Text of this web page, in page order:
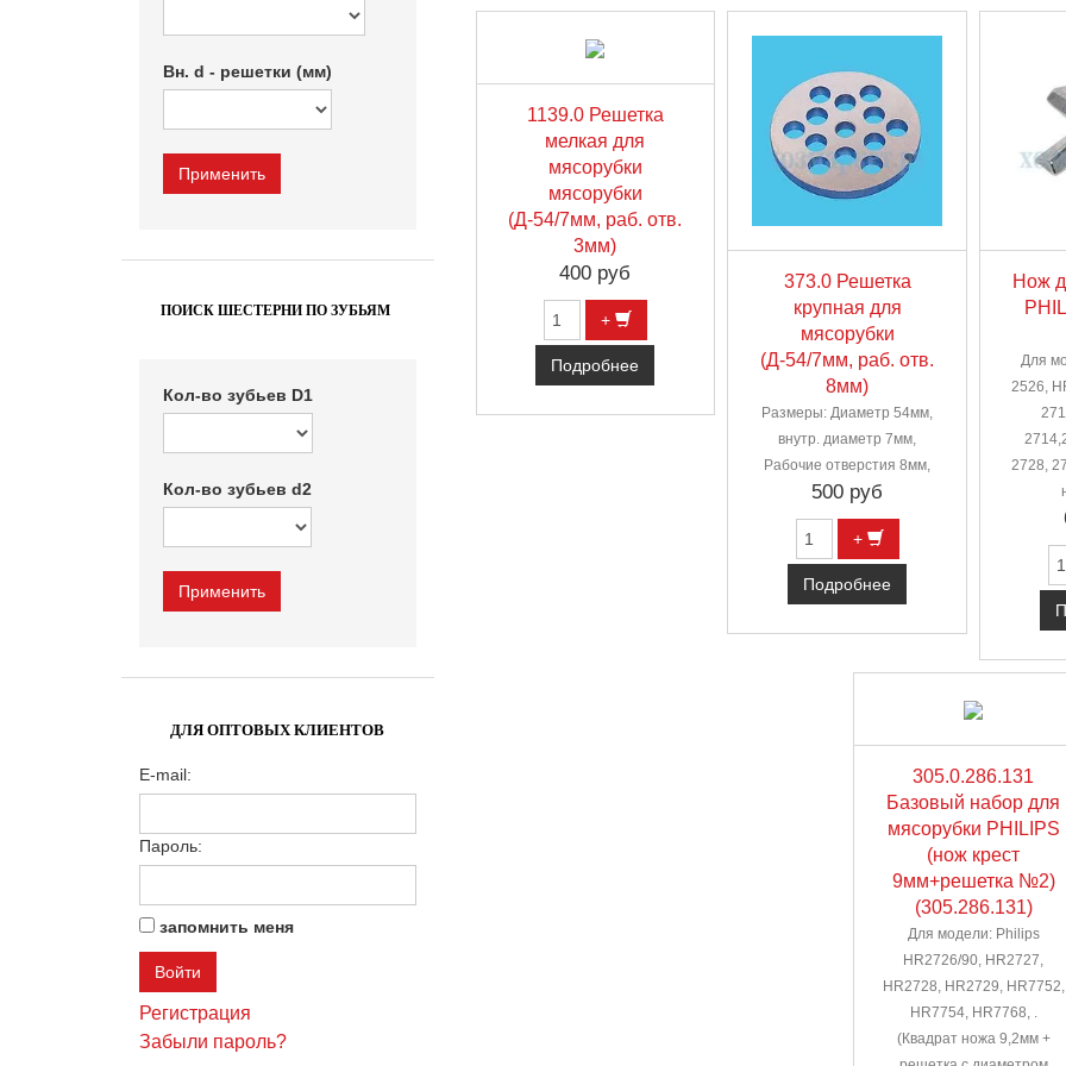
1139.0 Решетка
мелкая для
мясорубки
мясорубки
(Д-54/7мм, раб. отв.
3мм)
400 руб
+
Подробнее
373.0 Решетка
крупная для
мясорубки
(Д-54/7мм, раб. отв.
8мм)
Размеры: Диаметр 54мм,
внутр. диаметр 7мм,
Рабочие отверстия 8мм,
500 руб
+
Подробнее
Нож
Для
2526,
2728,
305.0.286.131
Базовый набор для
мясорубки PHILIPS
(нож крест
9мм+решетка №2)
(305.286.131)
Для модели: Philips
HR2726/90, HR2727,
HR2728, HR2729, HR7752,
HR7754, HR7768, .
(Квадрат ножа 9,2мм +
Вн. d - решетки (мм)
ПОИСК ШЕСТЕРНИ ПО ЗУБЬЯМ
Кол-во зубьев D1
Кол-во зубьев d2
ДЛЯ ОПТОВЫХ КЛИЕНТОВ
E-mail:
Пароль:
запомнить меня
Регистрация
Забыли пароль?